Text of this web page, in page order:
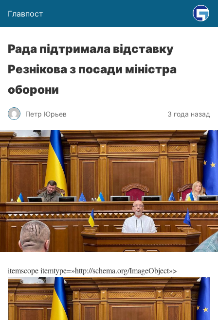
Главпост
Рада підтримала відставку
Резнікова з посади міністра
оборони
Петр Юрьев 3 года назад
itemscope itemtype=»http://schema.org/ImageObject»>